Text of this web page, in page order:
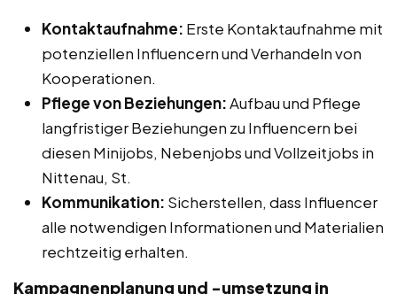
Kontaktaufnahme: Erste Kontaktaufnahme mit
potenziellen Influencern und Verhandeln von
Kooperationen.
Pflege von Beziehungen:Aufbau und Pflege
langfristiger Beziehungen zu Influencern bei
diesen Minijobs, Nebenjobs und Vollzeitjobs in
Nittenau, St.
Kommunikation: Sicherstellen, dass Influencer
alle notwendigen Informationen und Materialien
rechtzeitig erhalten.
Kampagnenplanung und -umsetzung in